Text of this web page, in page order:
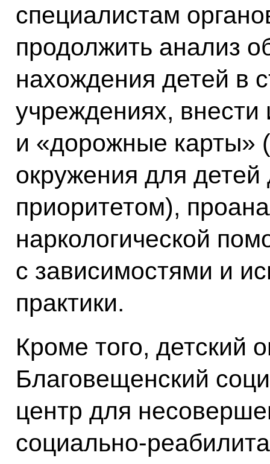
специалистам
продолжить анализ
нахождения детей в
учреждениях, внести
и «дорожные карты»
окружения для детей
приоритетом),
наркологической
с зависимостями и
практики.
Кроме того, детский
Благовещенский
центр для
социально-